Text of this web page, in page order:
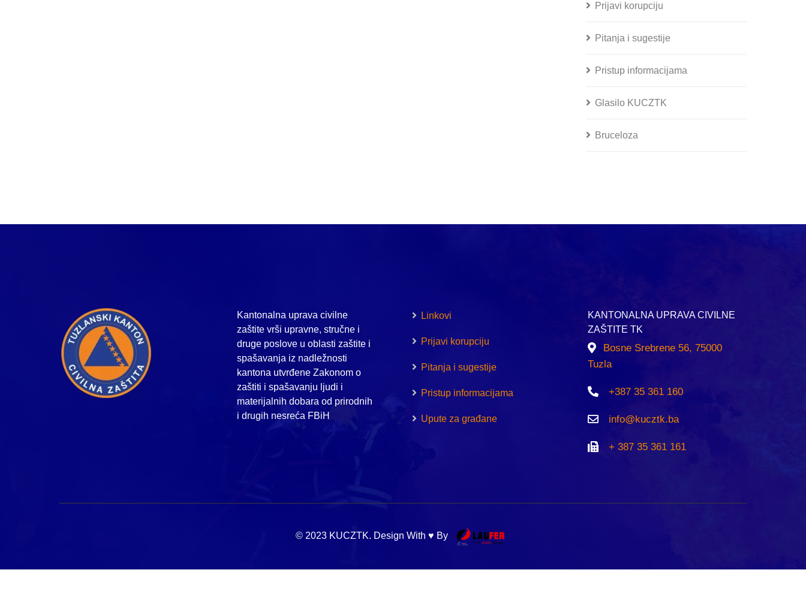
Prijavi korupciju
Pitanja i sugestije
Pristup informacijama
Glasilo KUCZTK
Bruceloza
Kantonalna uprava civilne
zaštite vrši upravne, stručne i
druge poslove u oblasti zaštite i
spašavanja iz nadležnosti
kantona utvrđene Zakonom o
zaštiti i spašavanju ljudi i
materijalnih dobara od prirodnih
i drugih nesreća FBiH
Linkovi
Prijavi korupciju
Pitanja i sugestije
Pristup informacijama
Upute za građane
KANTONALNA UPRAVA CIVILNE
ZAŠTITE TK
Bosne Srebrene 56, 75000
Tuzla
+387 35 361 160
info@kucztk.ba
+ 387 35 361 161
© 2023 KUCZTK. Design With ♥ By